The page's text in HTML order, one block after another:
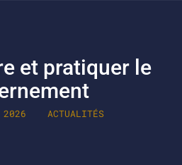
et pratiquer le
2026 ACTUALITÉS